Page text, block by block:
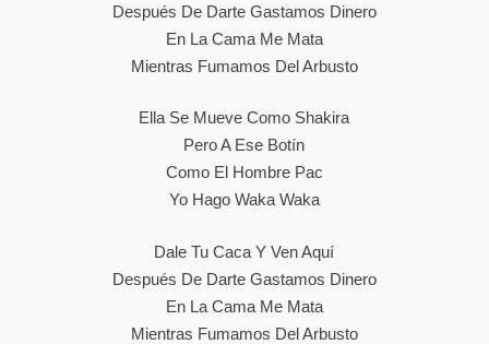
Después De Darte Gastamos Dinero
En La Cama Me Mata
Mientras Fumamos Del Arbusto
Ella Se Mueve Como Shakira
Pero A Ese Botín
Como El Hombre Pac
Yo Hago Waka Waka
Dale Tu Caca Y Ven Aquí
Después De Darte Gastamos Dinero
En La Cama Me Mata
Mientras Fumamos Del Arbusto